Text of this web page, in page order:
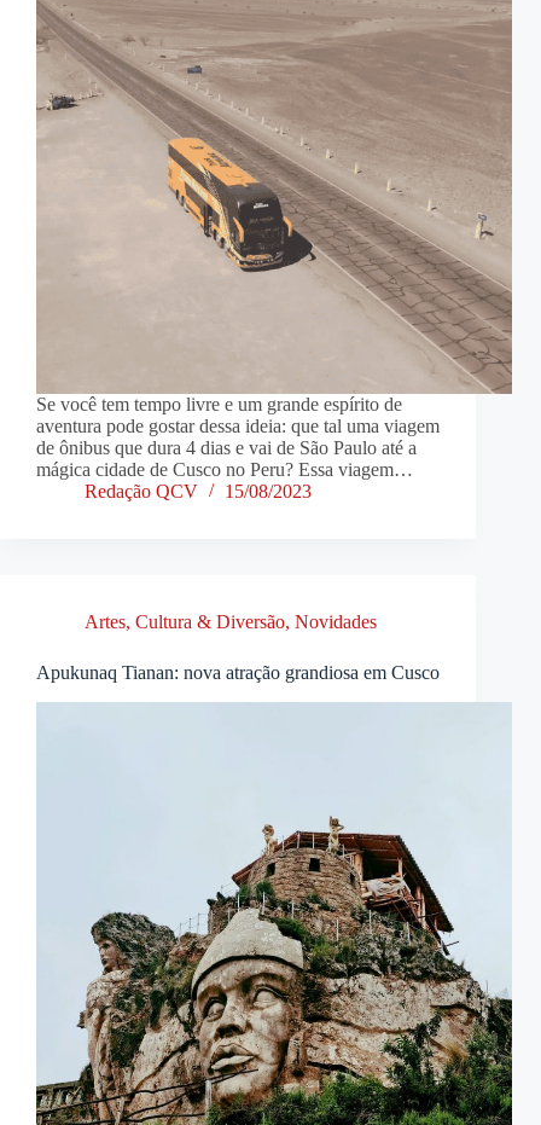
Se você tem tempo livre e um grande espírito de
aventura pode gostar dessa ideia: que tal uma viagem
de ônibus que dura 4 dias e vai de São Paulo até a
mágica cidade de Cusco no Peru? Essa viagem…
Redação QCV
15/08/2023
Artes, Cultura & Diversão, Novidades
Apukunaq Tianan: nova atração grandiosa em Cusco